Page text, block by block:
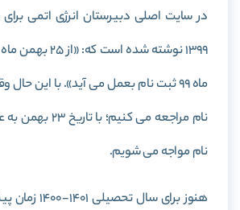
ماه 99 ثبت نام بعمل می آید». با این
نام مراجعه می
نام مواجه می شویم.
هنوز برای